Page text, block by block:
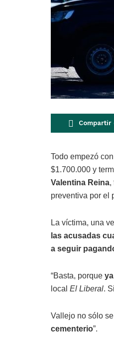
Compartir
Todo empezó con
$1.700.000 y
Valentina Reina,
preventiva por el
La víctima, una
las acusadas
a seguir
“Basta, porque
local El Liberal.
Vallejo no sólo
cementerio”.